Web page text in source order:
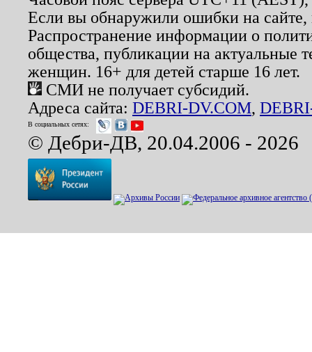
Если вы обнаружили ошибки на
Распространение информации о
общества, публикации на актуальные
женщин. 16+ для детей старше 16 лет.
СМИ не получает субсидий.
Адреса сайта: DEBRI-DV.COM,
В социальных сетях:
© Дебри-ДВ, 20.04.2006 - 2026